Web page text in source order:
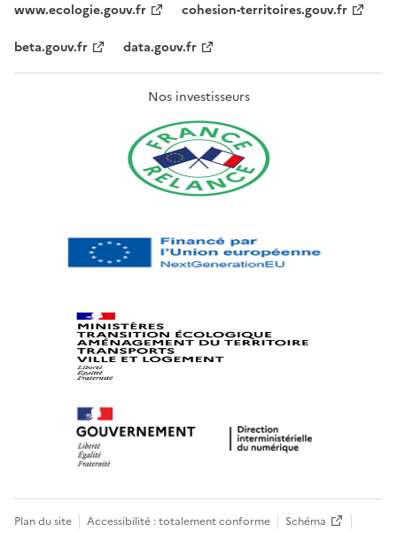
www.ecologie.gouv.fr
cohesion-territoires.gouv.fr
beta.gouv.fr
data.gouv.fr
Nos investisseurs
Plan du site Accessibilité : totalement conforme Schéma